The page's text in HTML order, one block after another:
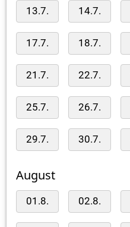
13.7. 14.7.
17.7. 18.7.
21.7. 22.7.
25.7. 26.7.
29.7. 30.7.
August
01.8. 02.8.